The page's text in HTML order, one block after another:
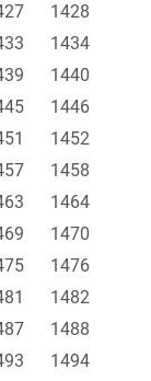
1428
1434
1440
1446
1452
1458
1464
1470
1476
1482
1488
1494